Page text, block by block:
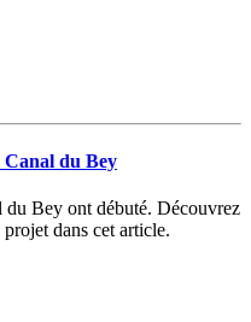
du Bey
Bey ont débuté. Découvrez
dans cet article.